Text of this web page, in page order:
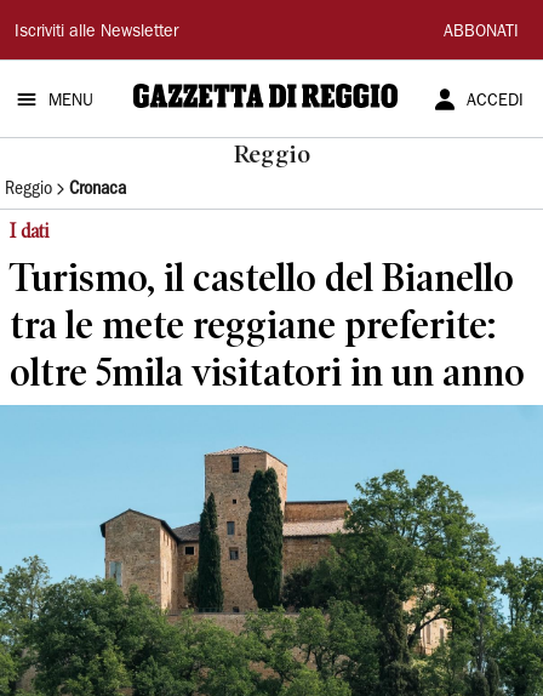
Gazzetta
di
Reggio
Iscriviti alle Newsletter ABBONATI
MENU ACCEDI
Reggio
Reggio Cronaca
I dati
Turismo, il castello del Bianello
tra le mete reggiane preferite:
oltre 5mila visitatori in un anno